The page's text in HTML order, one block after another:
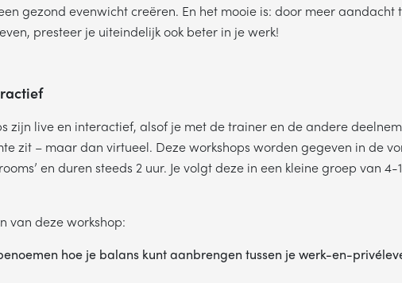
gezond evenwicht creëren. En het mooie is: door meer aandacht
presteer je uiteindelijk ook beter in je werk!
zijn live en interactief, alsof je met de trainer en de andere
zit – maar dan virtueel. Deze workshops worden gegeven in de
en duren steeds 2 uur. Je volgt deze in een kleine groep van 4-
van deze workshop:
hoe je balans kunt aanbrengen tussen je werk-en-
gebeld worden om meer informatie te krijgen? Kies hieronder welke
voorkeur heeft en we bellen je!
ONDERWERP